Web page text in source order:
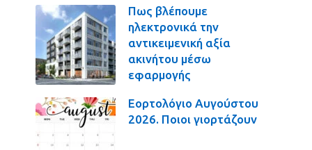
Πως βλέπουμε
ηλεκτρονικά την
αντικειμενική αξία
ακινήτου μέσω
εφαρμογής
Εορτολόγιο Αυγούστου
2026. Ποιοι γιορτάζουν